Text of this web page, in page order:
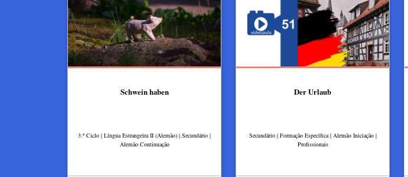
Schwein haben
3.º Ciclo | Língua Estrangeira II (Alemão) | Secundário |
Alemão Continuação
Der Urlaub
Secundário | Formação Específica | Alemão Iniciação |
Profissionais